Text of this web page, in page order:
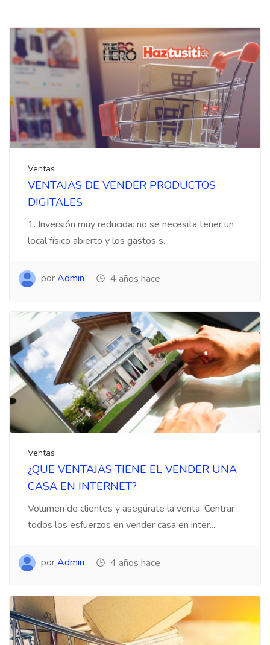
Ventas
VENTAJAS DE VENDER PRODUCTOS
DIGITALES
1. Inversión muy reducida: no se necesita tener un
local físico abierto y los gastos s...
porAdmin 4 años hace
Ventas
¿QUE VENTAJAS TIENE EL VENDER UNA
CASA EN INTERNET?
Volumen de clientes y asegúrate la venta. Centrar
todos los esfuerzos en vender casa en inter...
porAdmin 4 años hace